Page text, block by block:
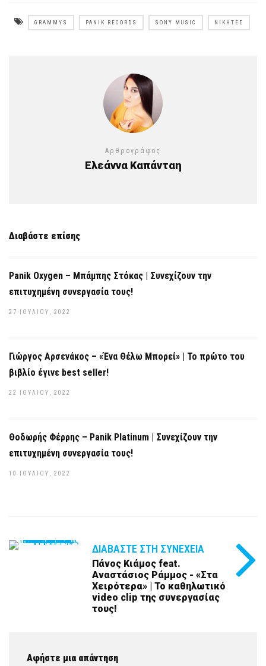
GRAMMYS PANIK RECORDS SONY MUSIC ΝΙΚΗΤΈΣ
Αρθρογράφος
Ελεάννα Καπάνταη
Διαβάστε επίσης
Panik Oxygen – Μπάμπης Στόκας | Συνεχίζουν την
επιτυχημένη συνεργασία τους!
27 ΙΟΥΛΊΟΥ, 2022
Γιώργος Αρσενάκος – «Ένα Θέλω Μπορεί» | Το πρώτο του
βιβλίο έγινε best seller!
22 ΙΟΥΛΊΟΥ, 2022
Θοδωρής Φέρρης – Panik Platinum | Συνεχίζουν την
επιτυχημένη συνεργασία τους!
10 ΙΟΥΛΊΟΥ, 2022
ΔΙΑΒΆΣΤΕ ΣΤΗ ΣΥΝΈΧΕΙΑ
Πάνος Κιάμος feat.
Αναστάσιος Ράμμος - «Στα
Χειρότερα» | Το καθηλωτικό
video clip της συνεργασίας
τους!
Αφήστε μια απάντηση